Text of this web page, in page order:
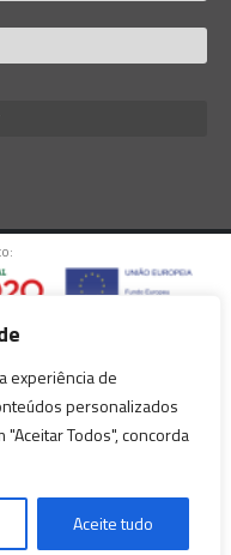
experiência de
personalizados
Todos", concorda
Aceite tudo
Enterprise e pelo Google.
Termos de Serviçodo Google.